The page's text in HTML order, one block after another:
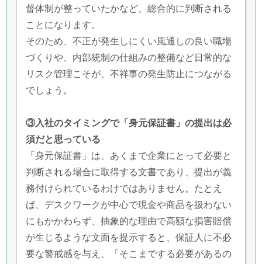
督体制が整っていたかなど、総合的に判断される
ことになります。
そのため、不正が発生しにくい風通しの良い職場
づくりや、内部統制の仕組みの整備など日常的な
リスク管理こそが、不祥事の発生防止につながる
でしょう。
③入社のタイミングで「身元保証書」の提出は必
須だと思っている
「身元保証書」は、あくまで企業にとって必要と
判断される場合に取得する文書であり、提出が義
務付けられているわけではありません。たとえ
ば、デスクワークが中心で現金や商品を扱わない
にもかかわらず、抽象的な理由で高額な損害賠償
が生じるような文面を提示すると、保証人に不必
要な警戒感を与え、「そこまでする必要があるの